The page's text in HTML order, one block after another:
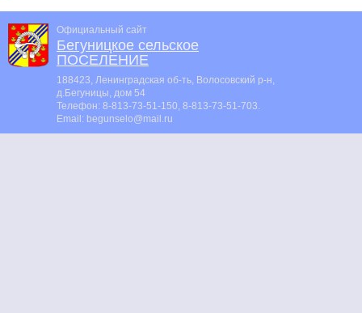
Официальный сайт
Бегуницкое сельское
ПОСЕЛЕНИЕ
188423, Ленинградская об-ть, Волосовский р-н,
д.Бегуницы, дом 54
Телефон: 8-813-73-51-150, 8-813-73-51-703.
Email: begunselo@mail.ru